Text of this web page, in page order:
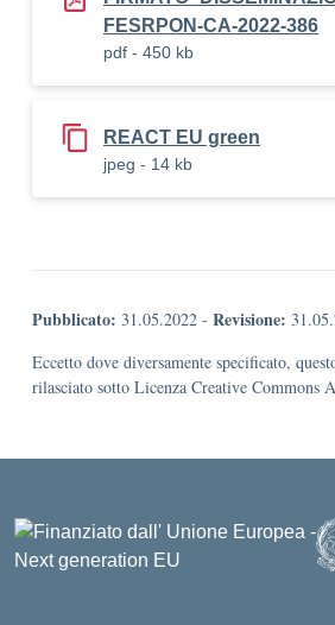
FESRPON-CA-2022-386
pdf - 450 kb
REACT EU green
jpeg - 14 kb
Pubblicato: 31.05.2022 - Revisione:
Eccetto dove diversamente specificato,
rilasciato sotto Licenza Creative Commons